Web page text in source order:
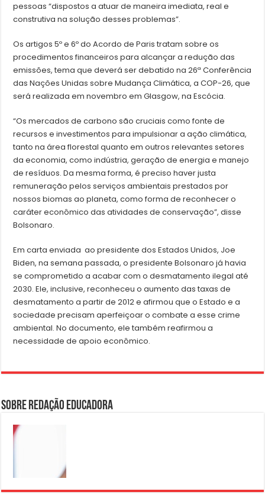
pessoas “dispostos a atuar de maneira imediata, real e
construtiva na solução desses problemas”.
Os artigos 5º e 6º do Acordo de Paris tratam sobre os
procedimentos financeiros para alcançar a redução das
emissões, tema que deverá ser debatido na 26ª Conferência
das Nações Unidas sobre Mudança Climática, a COP-26, que
será realizada em novembro em Glasgow, na Escócia.
“Os mercados de carbono são cruciais como fonte de
recursos e investimentos para impulsionar a ação climática,
tanto na área florestal quanto em outros relevantes setores
da economia, como indústria, geração de energia e manejo
de resíduos. Da mesma forma, é preciso haver justa
remuneração pelos serviços ambientais prestados por
nossos biomas ao planeta, como forma de reconhecer o
caráter econômico das atividades de conservação”, disse
Bolsonaro.
Em carta enviada ao presidente dos Estados Unidos, Joe
Biden, na semana passada, o presidente Bolsonaro já havia
se comprometido a acabar com o desmatamento ilegal até
2030. Ele, inclusive, reconheceu o aumento das taxas de
desmatamento a partir de 2012 e afirmou que o Estado e a
sociedade precisam aperfeiçoar o combate a esse crime
ambiental. No documento, ele também reafirmou a
necessidade de apoio econômico.
Sobre Redação Educadora